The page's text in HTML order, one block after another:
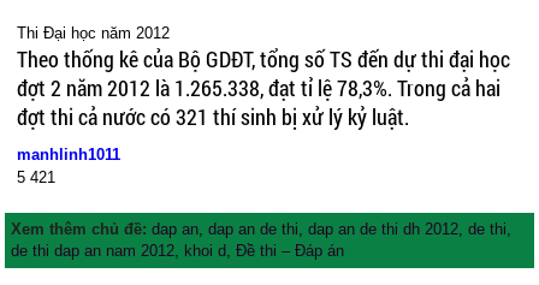
Thi Đại học năm 2012
Theo thống kê của Bộ GDĐT, tổng số TS đến dự thi đại học
đợt 2 năm 2012 là 1.265.338, đạt tỉ lệ 78,3%. Trong cả hai
đợt thi cả nước có 321 thí sinh bị xử lý kỷ luật.
manhlinh1011
5 421
Xem thêm chủ đề:dap an,dap an de thi,dap an de thi dh 2012,de thi,
de thi dap an nam 2012, khoi d,Đề thi – Đáp án